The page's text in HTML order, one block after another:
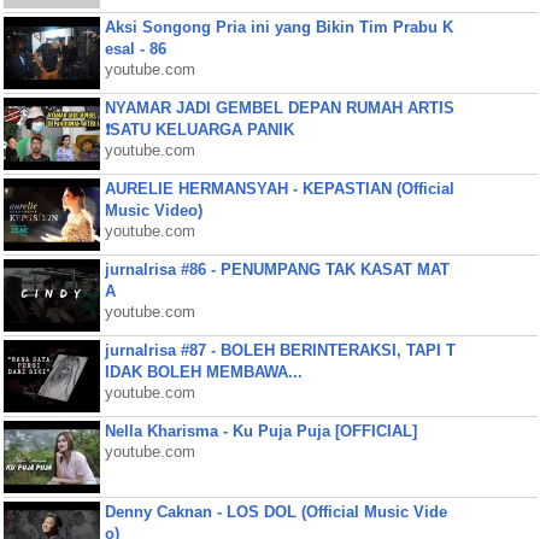
Aksi Songong Pria ini yang Bikin Tim Prabu K
esal - 86
youtube.com
NYAMAR JADI GEMBEL DEPAN RUMAH ARTIS
❗SATU KELUARGA PANIK
youtube.com
AURELIE HERMANSYAH - KEPASTIAN (Official
Music Video)
youtube.com
jurnalrisa #86 - PENUMPANG TAK KASAT MAT
A
youtube.com
jurnalrisa #87 - BOLEH BERINTERAKSI, TAPI T
IDAK BOLEH MEMBAWA...
youtube.com
Nella Kharisma - Ku Puja Puja [OFFICIAL]
youtube.com
Denny Caknan - LOS DOL (Official Music Vide
o)